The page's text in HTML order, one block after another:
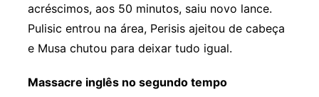
acréscimos, aos 50 minutos, saiu novo lance.
Pulisic entrou na área, Perisis ajeitou de cabeça
e Musa chutou para deixar tudo igual.
Massacre inglês no segundo tempo